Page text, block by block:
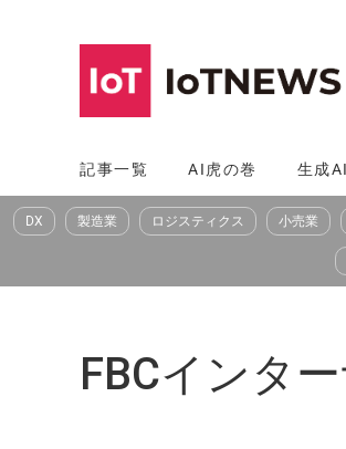
へ
ス
記事一覧 AI虎の巻 生成
DX 製造業 ロジスティクス 小売業
FBCインタ